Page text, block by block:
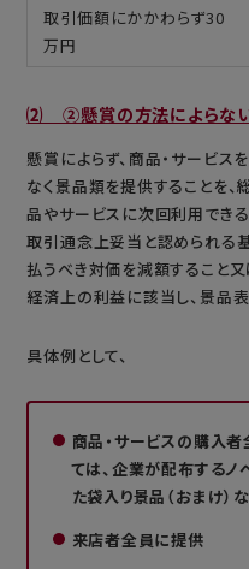
取引価額にかかわらず30
万円
⑵ ②懸賞の方法によらな
懸賞によらず、商品・サービス
なく景品類を提供することを、
品やサービスに次回利用でき
取引通念上妥当と認められる
払うべき対価を減額すること
経済上の利益に該当し、景品
具体例として、
商品・サービスの購入
ては、企業が配布するノ
た袋入り景品（おまけ）な
来店者全員に提供